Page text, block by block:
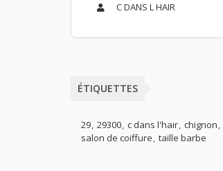
C DANS L HAIR
ÉTIQUETTES
29 29300 c dans l'hair chignon
salon de coiffure taille barbe